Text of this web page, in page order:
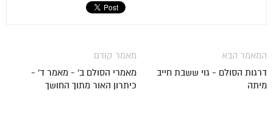
מאמר קודם
מאמרי הסולם ב' - מאמר ד' -
כיתרון האור מתוך החושך
המאמר הבא
דרגות הסולם - גוי ששבת חייב
מיתה